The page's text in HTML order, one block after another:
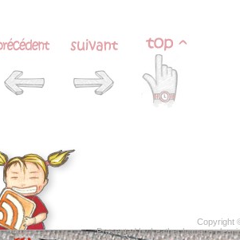
Copyright
Presented byLeather luggage